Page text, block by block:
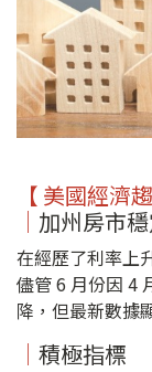
【 美國經濟
｜ 加州房市
在經歷了利率上
儘管 6 月份因 4
降，但最新數據
｜ 積極指標